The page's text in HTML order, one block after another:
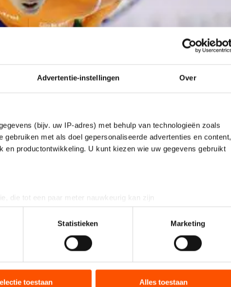
Advertentie-instellingen Over
(bijv. uw IP-adres) met behulp van technologieën zoals
met als doel gepersonaliseerde advertenties en content,
en productontwikkeling. U kunt kiezen wie uw gegevens gebruikt
die tot een paar meter nauwkeurig kan zijn
op specifieke eigenschappen (fingerprinting)
en stel uw voorkeuren in het
detailgedeeltein. U kunt uw
site met onze partners voor social media, advertenties en
die u aan hen heeft verstrekt of die zij hebben verzameld via
Statistieken Marketing
toestaan Alles toestaan